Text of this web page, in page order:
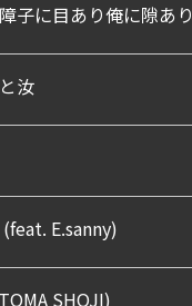
子に目あり俺に隙あり
汝
E.sanny)
SHOJI)